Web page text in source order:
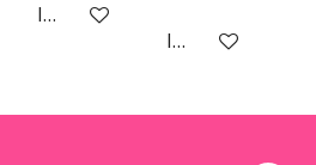
In winkelwagen
In winkelwagen